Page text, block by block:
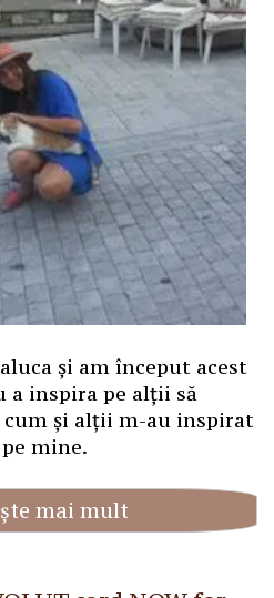
și am început acest
a inspira pe alții să
cum și alții m-au inspirat
pe mine.
mai mult